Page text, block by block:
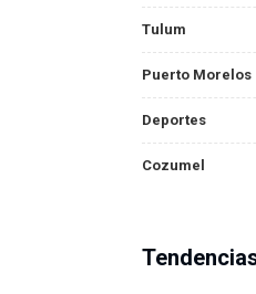
Tulum
Puerto Morelos
Deportes
Cozumel